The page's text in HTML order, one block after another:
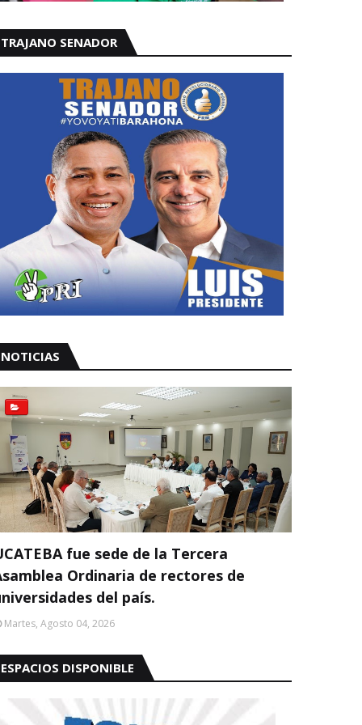
TRAJANO SENADOR
NOTICIAS
fue sede de la Tercera
Ordinaria de rectores de
del país.
Martes, Agosto 04, 2026
ESPACIOS DISPONIBLE